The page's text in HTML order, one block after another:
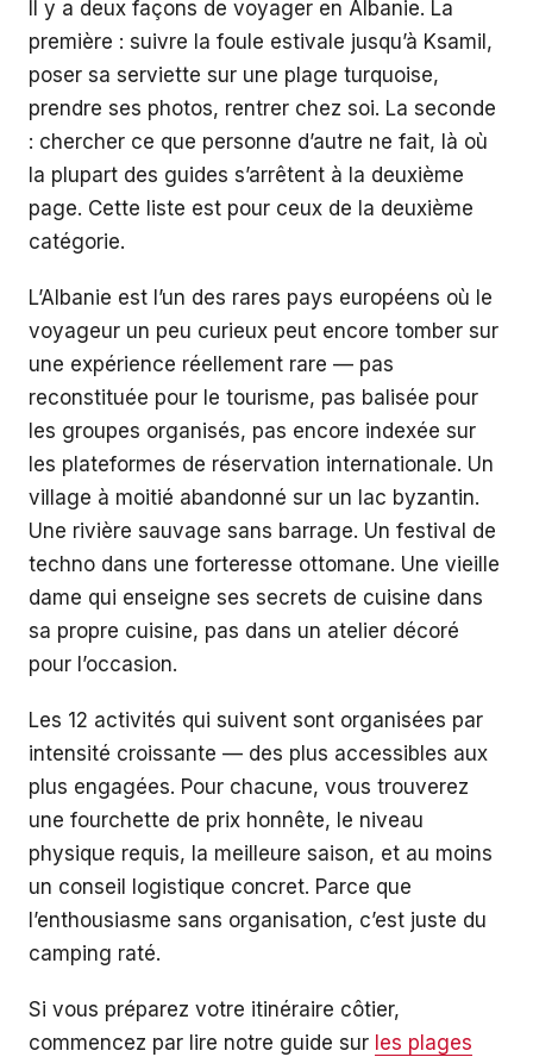
Il y a deux façons de voyager en Albanie. La
première : suivre la foule estivale jusqu’à Ksamil,
poser sa serviette sur une plage turquoise,
prendre ses photos, rentrer chez soi. La seconde
: chercher ce que personne d’autre ne fait, là où
la plupart des guides s’arrêtent à la deuxième
page. Cette liste est pour ceux de la deuxième
catégorie.
L’Albanie est l’un des rares pays européens où le
voyageur un peu curieux peut encore tomber sur
une expérience réellement rare — pas
reconstituée pour le tourisme, pas balisée pour
les groupes organisés, pas encore indexée sur
les plateformes de réservation internationale. Un
village à moitié abandonné sur un lac byzantin.
Une rivière sauvage sans barrage. Un festival de
techno dans une forteresse ottomane. Une vieille
dame qui enseigne ses secrets de cuisine dans
sa propre cuisine, pas dans un atelier décoré
pour l’occasion.
Les 12 activités qui suivent sont organisées par
intensité croissante — des plus accessibles aux
plus engagées. Pour chacune, vous trouverez
une fourchette de prix honnête, le niveau
physique requis, la meilleure saison, et au moins
un conseil logistique concret. Parce que
l’enthousiasme sans organisation, c’est juste du
camping raté.
Si vous préparez votre itinéraire côtier,
commencez par lire notre guide sur les plages